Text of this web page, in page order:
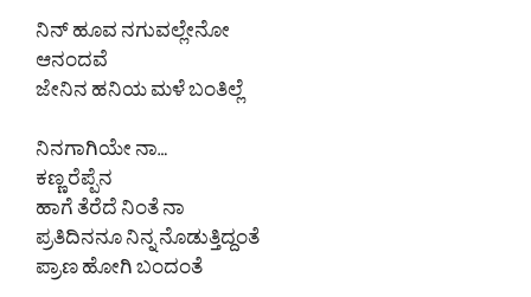
ನಿನ್ ಹೂವ ನಗುವಲ್ಲೇನೋ
ಆನಂದವೆ
ಜೇನಿನ ಹನಿಯ ಮಳೆ ಬಂತಿಲ್ಲೆ
ನಿನಗಾಗಿಯೇ ನಾ…
ಕಣ್ಣ ರೆಪ್ಪೆನ
ಹಾಗೆ ತೆರೆದೆ ನಿಂತೆ ನಾ
ಪ್ರತಿದಿನನೂ ನಿನ್ನ ನೊಡುತ್ತಿದ್ದಂತೆ
ಪ್ರಾಣ ಹೋಗಿ ಬಂದಂತೆ